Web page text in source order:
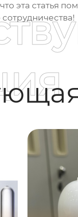
эта статья